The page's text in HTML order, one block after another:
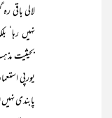
لالی باقی
نہیں
بحیثیت
یورپی
پابندی